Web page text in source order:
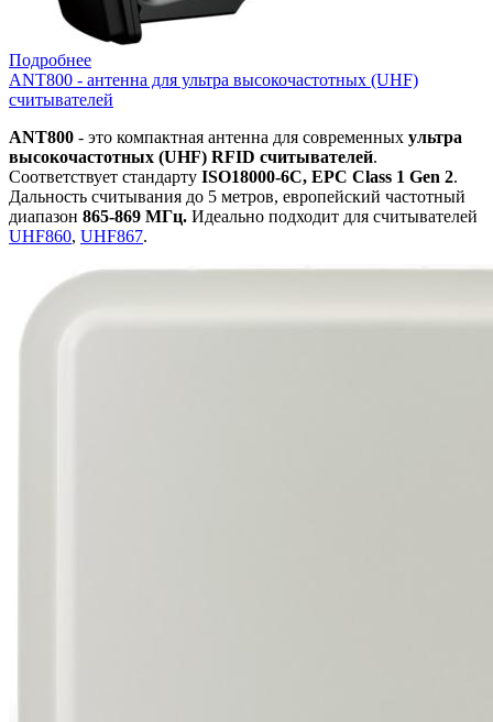
Подробнее
ANT800 - антенна для ультра высокочастотных (UHF)
считывателей
ANT800 - это компактная антенна для современных ультра
высокочастотных (UHF) RFID считывателей.
Соответствует стандарту ISO18000-6C, EPC Class 1 Gen 2.
Дальность считывания до 5 метров, европейский частотный
диапазон 865-869 МГц. Идеально подходит для считывателей
UHF860, UHF867.